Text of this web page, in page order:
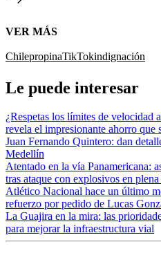
VER MÁS
ChilepropinaTikTokindignación
Le puede interesar
¿Respetas los límites de velocidad
revela el impresionante ahorro que
Juan Fernando Quintero: dan
Medellín
Atentado en la vía Panamericana:
tras ataque con explosivos en
Atlético Nacional hace un último
refuerzo por pedido de Lucas
La Guajira en la mira: las
para mejorar la infraestructura vial